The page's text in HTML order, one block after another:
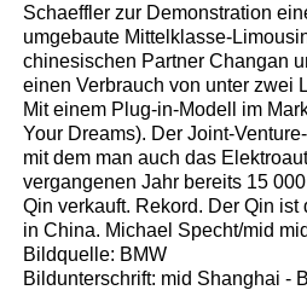
Schaeffler zur Demonstration
umgebaute Mittelklasse-
chinesischen Partner Changan
einen Verbrauch von unter zwei
Mit einem Plug-in-Modell im
Your Dreams). Der Joint-
mit dem man auch das
vergangenen Jahr bereits 15
Qin verkauft. Rekord. Der Qin
in China. Michael Specht/mid
Bildquelle: BMW
Bildunterschrift: mid Shanghai -